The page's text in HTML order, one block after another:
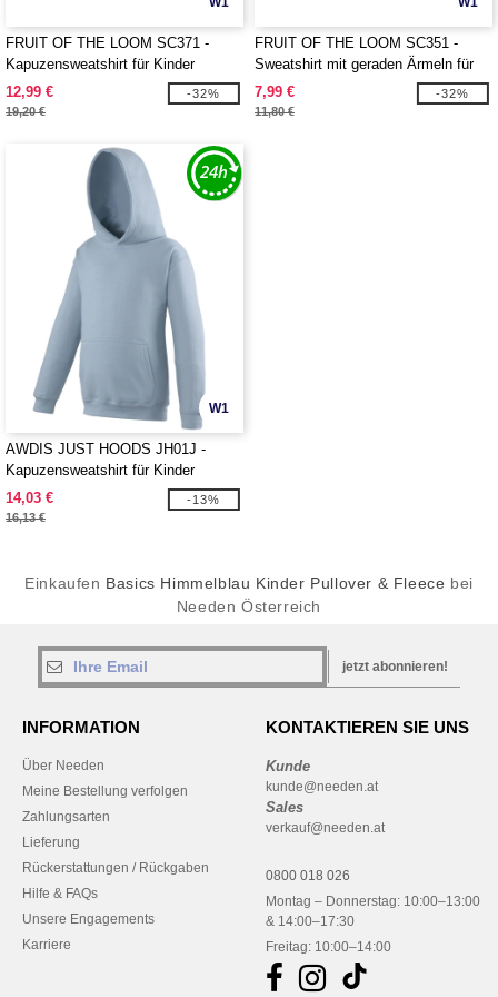
FRUIT OF THE LOOM SC371 -
Kapuzensweatshirt für Kinder
12,99 €
19,20 €
-32%
FRUIT OF THE LOOM SC351 -
Sweatshirt mit geraden Ärmeln für
Kinder
7,99 €
11,80 €
-32%
W1
AWDIS JUST HOODS JH01J -
Kapuzensweatshirt für Kinder
14,03 €
16,13 €
-13%
Einkaufen Basics Himmelblau Kinder Pullover & Fleece bei
Needen Österreich
jetzt abonnieren!
INFORMATION
Über Needen
Meine Bestellung verfolgen
Zahlungsarten
Lieferung
Rückerstattungen / Rückgaben
Hilfe & FAQs
Unsere Engagements
Karriere
KONTAKTIEREN SIE UNS
Kunde
kunde@needen.at
Sales
verkauf@needen.at
0800 018 026
Montag – Donnerstag: 10:00–13:00
& 14:00–17:30
Freitag: 10:00–14:00